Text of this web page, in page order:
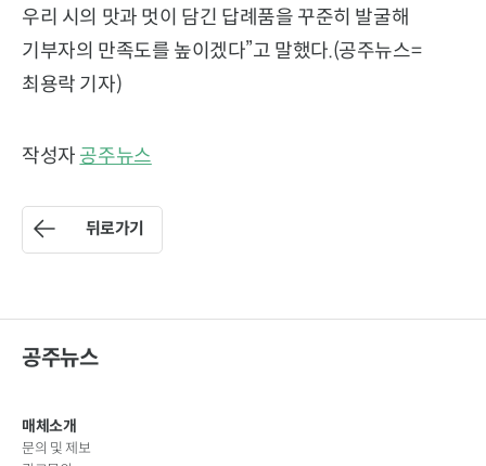
우리 시의 맛과 멋이 담긴 답례품을 꾸준히 발굴해
기부자의 만족도를 높이겠다”고 말했다.(공주뉴스=
최용락 기자)
작성자 공주뉴스
뒤로가기
공주뉴스
매체소개
문의 및 제보